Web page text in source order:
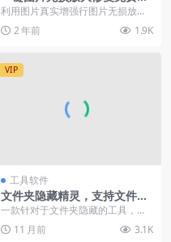
图片修复增强细节工具【在线
工具】
利用图片真实增强行图片无损放
大，是指在不损失图片原有质量的
前提下，将图片的尺寸进...
2 年前 1.9K
VIP
工具软件
文件夹隐藏精灵，支持文件夹
伪装文件加密
一款针对于文件夹隐藏的工具，同
时支持文件夹伪装、文件加密。工
具需要设置密码，千万...
11 月前 3.1K